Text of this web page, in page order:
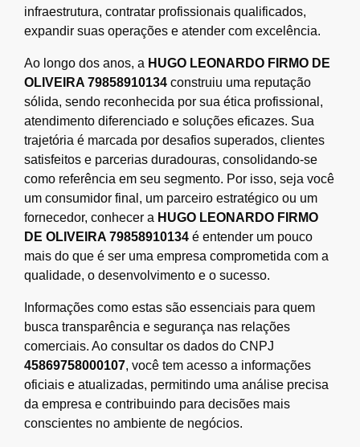
infraestrutura, contratar profissionais qualificados,
expandir suas operações e atender com excelência.
Ao longo dos anos, a HUGO LEONARDO FIRMO DE
OLIVEIRA 79858910134 construiu uma reputação
sólida, sendo reconhecida por sua ética profissional,
atendimento diferenciado e soluções eficazes. Sua
trajetória é marcada por desafios superados, clientes
satisfeitos e parcerias duradouras, consolidando-se
como referência em seu segmento. Por isso, seja você
um consumidor final, um parceiro estratégico ou um
fornecedor, conhecer a HUGO LEONARDO FIRMO
DE OLIVEIRA 79858910134 é entender um pouco
mais do que é ser uma empresa comprometida com a
qualidade, o desenvolvimento e o sucesso.
Informações como estas são essenciais para quem
busca transparência e segurança nas relações
comerciais. Ao consultar os dados do CNPJ
45869758000107, você tem acesso a informações
oficiais e atualizadas, permitindo uma análise precisa
da empresa e contribuindo para decisões mais
conscientes no ambiente de negócios.